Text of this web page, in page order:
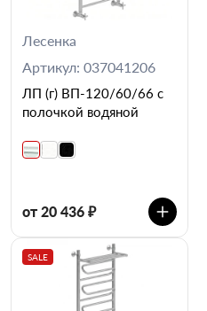
Лесенка
Артикул: 037041206
ЛП (г) ВП-120/60/66 с
полочкой водяной
от 20 436 ₽
SALE